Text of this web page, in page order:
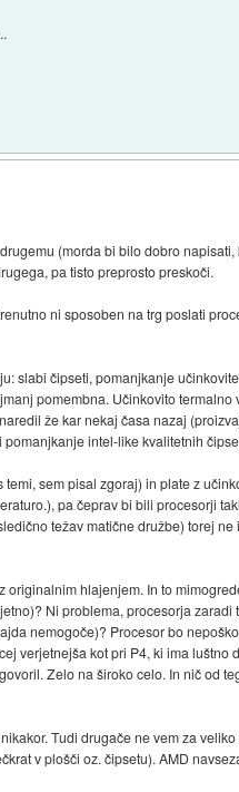
(morda bi bilo dobro
pa tisto preprosto preskoči.
ni sposoben na trg poslati
slabi čipseti, pomanjkanje
pomembna. Učinkovito termalno
že kar nekaj časa nazaj
intel-like kvalitetnih
sem pisal zgoraj) in plate z
pa čeprav bi bili procesorji
težav matične družbe) torej
hlajenjem. In to
Ni problema, procesorja zaradi
nemogoče)? Procesor bo
verjetnejša kot pri P4, ki ima luštno
Zelo na široko celo. In nič od
Tudi drugače ne vem za
v plošči oz. čipsetu). AMD